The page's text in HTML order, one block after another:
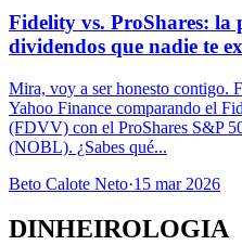
Fidelity vs. ProShares: la
dividendos que nadie te
Mira, voy a ser honesto contigo.
Yahoo Finance comparando el
(FDVV) con el ProShares S&P
(NOBL). ¿Sabes qué...
Beto Calote Neto·15 mar 2026
DINHEIROLOGIA